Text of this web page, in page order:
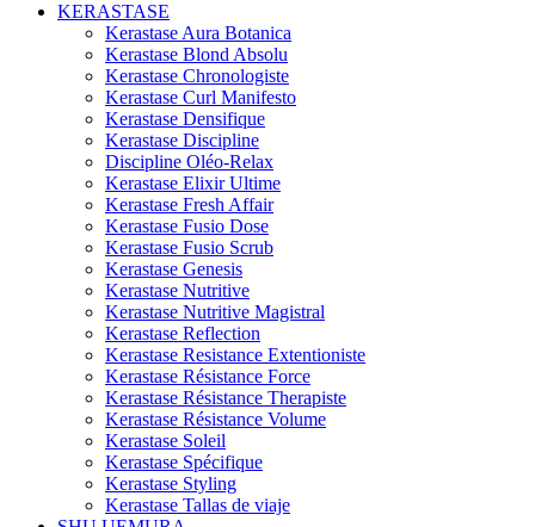
KERASTASE
Kerastase Aura Botanica
Kerastase Blond Absolu
Kerastase Chronologiste
Kerastase Curl Manifesto
Kerastase Densifique
Kerastase Discipline
Discipline Oléo-Relax
Kerastase Elixir Ultime
Kerastase Fresh Affair
Kerastase Fusio Dose
Kerastase Fusio Scrub
Kerastase Genesis
Kerastase Nutritive
Kerastase Nutritive Magistral
Kerastase Reflection
Kerastase Resistance Extentioniste
Kerastase Résistance Force
Kerastase Résistance Therapiste
Kerastase Résistance Volume
Kerastase Soleil
Kerastase Spécifique
Kerastase Styling
Kerastase Tallas de viaje